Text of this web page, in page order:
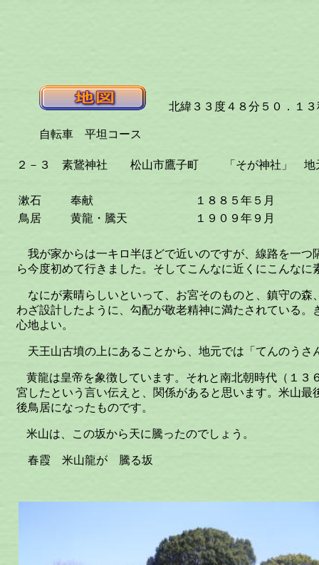
北緯３３度４８分５０．１３
自転車 平坦コース
２－３ 素鵞神社 松山市鷹子町 「そが神社」 地
漱石 奉献
１８８５年５月
鳥居
黄龍・騰天 １９０９年９月
我が家からは一キロ半ほどで近いのですが、線路を一つ
ら今度初めて行きました。そしてこんなに近くにこんな
なにが素晴らしいといって、お宮そのものと、鎮守の森
わざ設計したように、勾配が敬老精神に満たされている
心地よい。
天王山古墳の上にあることから、地元では「てんのうさ
黄龍は皇帝を象徴しています。それと南北朝時代（１３
宮したという言い伝えと、関係があると思います。米山
後鳥居になったものです。
米山は、この坂から天に騰ったのでしょう。
春霞 米山龍が 騰る坂